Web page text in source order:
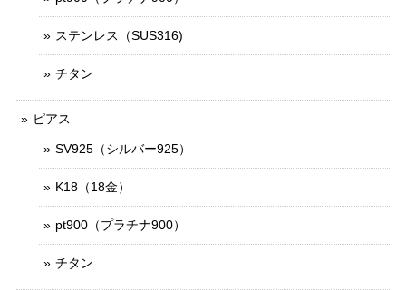
ステンレス（SUS316)
チタン
ピアス
SV925（シルバー925）
K18（18金）
pt900（プラチナ900）
チタン